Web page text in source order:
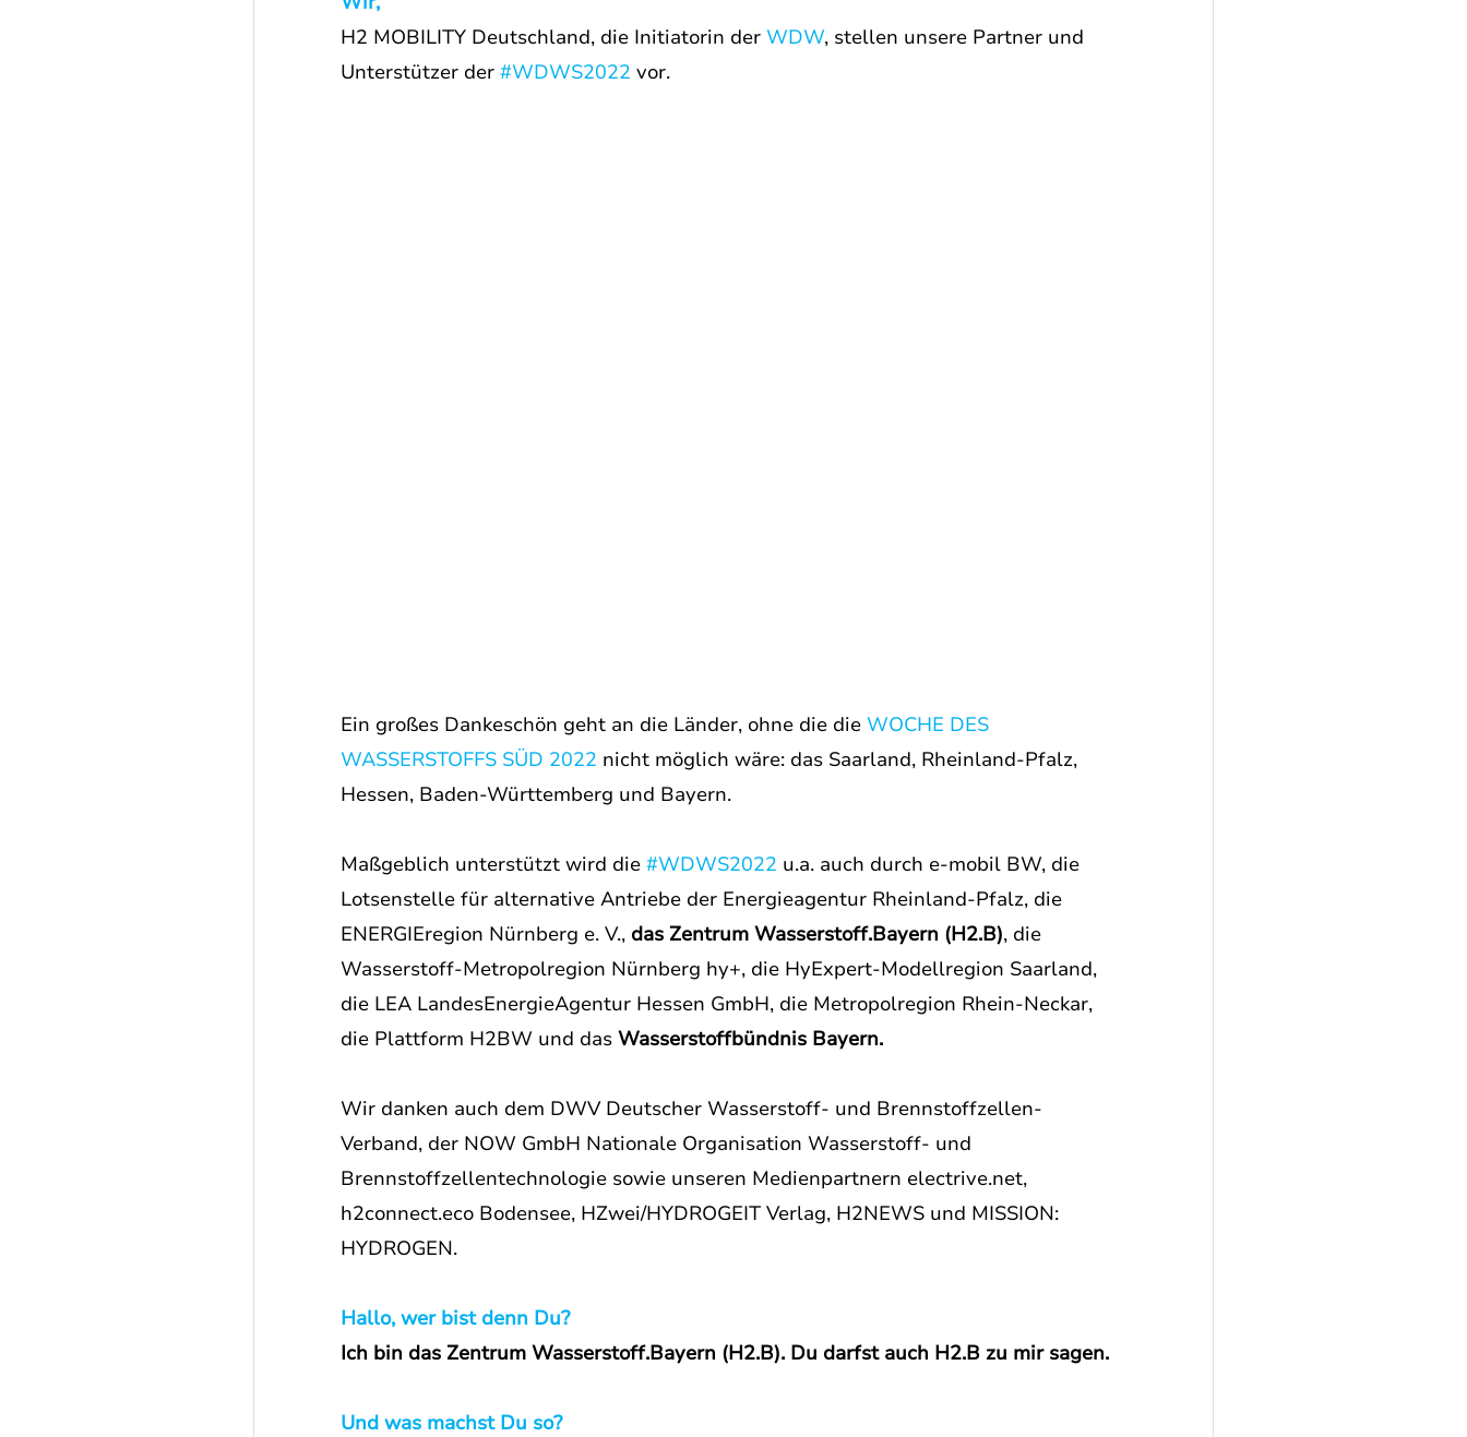
H2 MOBILITY Deutschland, die Initiatorin der WDW, stellen unsere Partner und
Unterstützer der #WDWS2022 vor.
Ein großes Dankeschön geht an die Länder, ohne die die WOCHE DES
WASSERSTOFFS SÜD 2022 nicht möglich wäre: das Saarland, Rheinland-Pfalz,
Hessen, Baden-Württemberg und Bayern.
Maßgeblich unterstützt wird die #WDWS2022 u.a. auch durch e-mobil BW, die
Lotsenstelle für alternative Antriebe der Energieagentur Rheinland-Pfalz, die
ENERGIEregion Nürnberg e. V., das Zentrum Wasserstoff.Bayern (H2.B), die
Wasserstoff-Metropolregion Nürnberg hy+, die HyExpert-Modellregion Saarland,
die LEA LandesEnergieAgentur Hessen GmbH, die Metropolregion Rhein-Neckar,
die Plattform H2BW und das Wasserstoffbündnis Bayern.
Wir danken auch dem DWV Deutscher Wasserstoff- und Brennstoffzellen-
Verband, der NOW GmbH Nationale Organisation Wasserstoff- und
Brennstoffzellentechnologie sowie unseren Medienpartnern electrive.net,
h2connect.eco Bodensee, HZwei/HYDROGEIT Verlag, H2NEWS und MISSION:
HYDROGEN.
Hallo, wer bist denn Du?
Ich bin das Zentrum Wasserstoff.Bayern (H2.B). Du darfst auch H2.B zu mir sagen.
Und was machst Du so?